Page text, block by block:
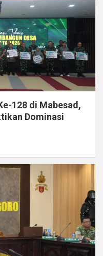
128 di Mabesad,
Dominasi